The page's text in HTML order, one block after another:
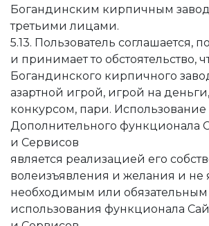
Богандинским кирпичным
третьими лицами.
5.13. Пользователь соглашается,
и принимает то обстоятельство,
Богандинского кирпичного
азартной игрой, игрой на деньги,
конкурсом, пари. Использование
Дополнительного функционала
и Сервисов
является реализацией его
волеизъявления и желания и не
необходимым или
использования функционала